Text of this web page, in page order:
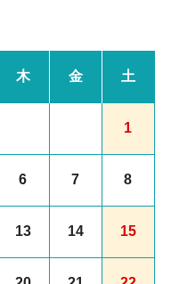
木 金 土
1
6 7 8
13 14 15